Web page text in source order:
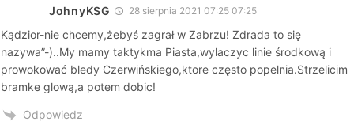
JohnyKSG 28 sierpnia 2021 07:25 07:25
Kądzior-nie chcemy,żebyś zagrał w Zabrzu! Zdrada to się
nazywa”-)..My mamy taktykma Piasta,wylaczyc linie środkową i
prowokować bledy Czerwińskiego,ktore często popelnia.Strzelicim
bramke glową,a potem dobic!
Odpowiedz